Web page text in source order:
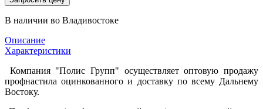
В наличии во Владивостоке
Описание
Характеристики
Компания "Полис Групп" осуществляет оптовую продажу
профнастила оцинкованного и доставку по всему Дальнему
Востоку.